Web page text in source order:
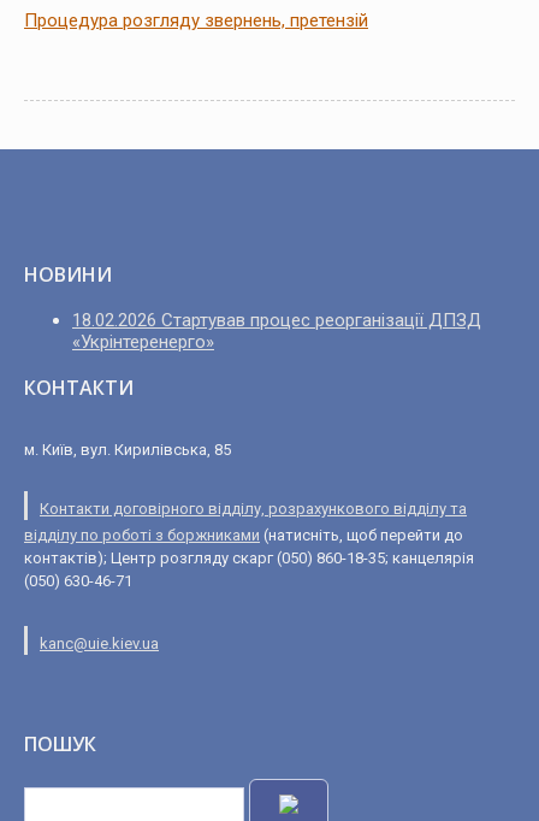
Процедура розгляду звернень, претензій
НОВИНИ
18.02.2026 Стартував процес реорганізації ДПЗД
«Укрінтеренерго»
КОНТАКТИ
м. Київ, вул. Кирилівська, 85
Контакти договірного відділу, розрахункового відділу та
відділу по роботі з боржниками (натисніть, щоб перейти до
контактів); Центр розгляду скарг (050) 860-18-35; канцелярія
(050) 630-46-71
kanc@uie.kiev.ua
ПОШУК